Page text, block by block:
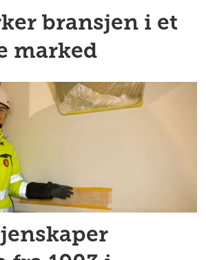
bransjen i et
marked